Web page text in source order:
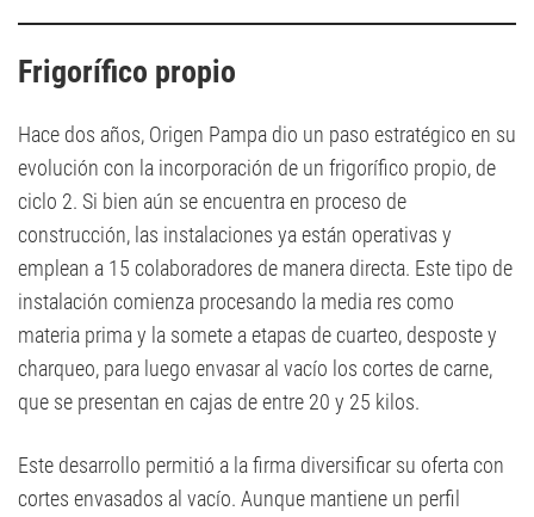
Frigorífico propio
Hace dos años, Origen Pampa dio un paso estratégico en su
evolución con la incorporación de un frigorífico propio, de
ciclo 2. Si bien aún se encuentra en proceso de
construcción, las instalaciones ya están operativas y
emplean a 15 colaboradores de manera directa. Este tipo de
instalación comienza procesando la media res como
materia prima y la somete a etapas de cuarteo, desposte y
charqueo, para luego envasar al vacío los cortes de carne,
que se presentan en cajas de entre 20 y 25 kilos.
Este desarrollo permitió a la firma diversificar su oferta con
cortes envasados al vacío. Aunque mantiene un perfil